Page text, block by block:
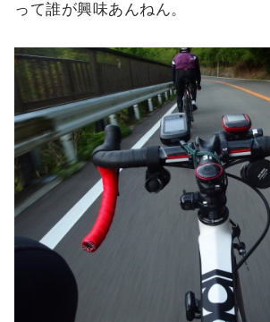
って誰が興味あんねん。